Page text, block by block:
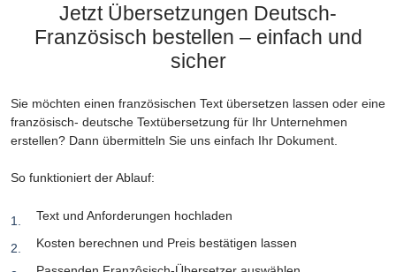
Jetzt Übersetzungen Deutsch-
Französisch bestellen – einfach und
sicher
Sie möchten einen französischen Text übersetzen lassen oder eine
französisch- deutsche Textübersetzung für Ihr Unternehmen
erstellen? Dann übermitteln Sie uns einfach Ihr Dokument.
So funktioniert der Ablauf:
Text und Anforderungen hochladen
Kosten berechnen und Preis bestätigen lassen